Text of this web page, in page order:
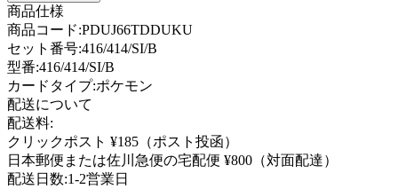
商品仕様
商品コード:PDUJ66TDDUKU
セット番号:416/414/SI/B
型番:416/414/SI/B
カードタイプ:ポケモン
配送について
配送料:
クリックポスト ¥185（ポスト投函）
日本郵便または佐川急便の宅配便 ¥800（対面配達）
配送日数:1-2営業日